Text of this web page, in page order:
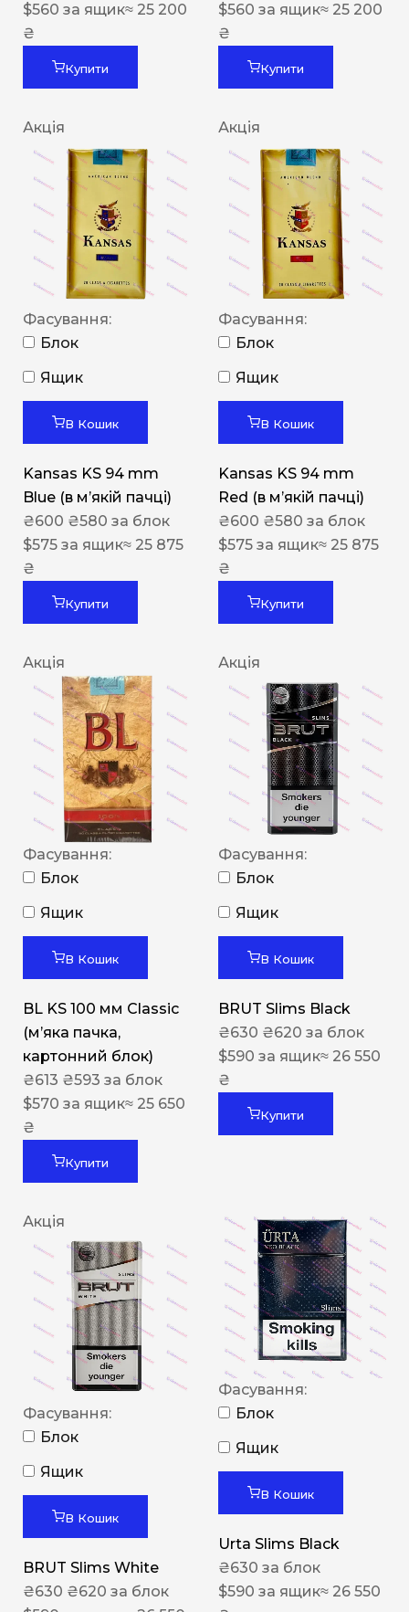
$560 за ящик≈ 25 200
₴
Купити
$560 за ящик≈ 25 200
₴
Купити
Акція
Фасування:
Блок
Ящик
В Кошик
Kansas KS 94 mm
Blue (в мʼякій пачці)
₴600 ₴580 за блок
$575 за ящик≈ 25 875
₴
Купити
Акція
Фасування:
Блок
Ящик
В Кошик
Kansas KS 94 mm
Red (в мʼякій пачці)
₴600 ₴580 за блок
$575 за ящик≈ 25 875
₴
Купити
Акція
Фасування:
Блок
Ящик
В Кошик
BL KS 100 мм Classic
(м’яка пачка,
картонний блок)
₴613 ₴593 за блок
$570 за ящик≈ 25 650
₴
Купити
Акція
Фасування:
Блок
Ящик
В Кошик
BRUT Slims Black
₴630 ₴620 за блок
$590 за ящик≈ 26 550
₴
Купити
Акція
Фасування:
Блок
Ящик
В Кошик
BRUT Slims White
₴630 ₴620 за блок
Фасування:
Блок
Ящик
В Кошик
Urta Slims Black
₴630 за блок
$590 за ящик≈ 26 550